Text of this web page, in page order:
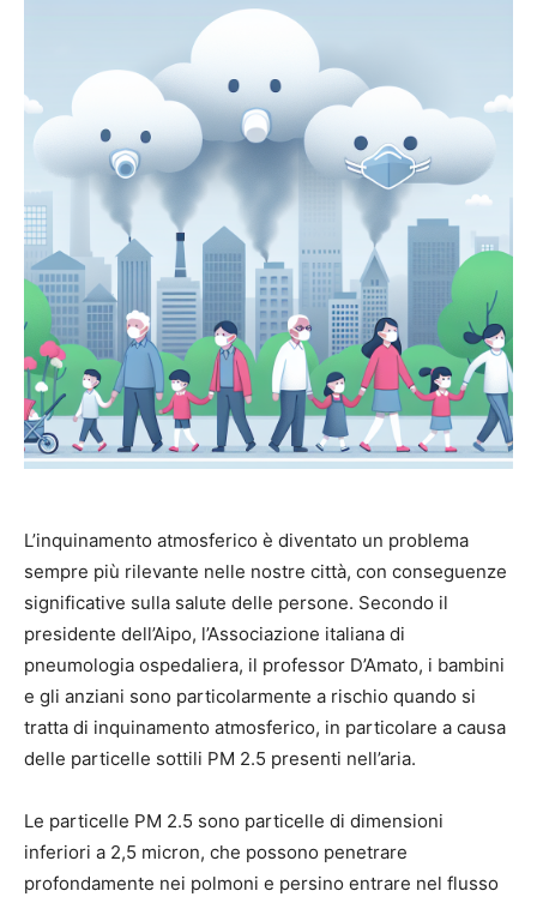
L’inquinamento atmosferico è diventato un problema
sempre più rilevante nelle nostre città, con conseguenze
significative sulla salute delle persone. Secondo il
presidente dell’Aipo, l’Associazione italiana di
pneumologia ospedaliera, il professor D’Amato, i bambini
e gli anziani sono particolarmente a rischio quando si
tratta di inquinamento atmosferico, in particolare a causa
delle particelle sottili PM 2.5 presenti nell’aria.
Le particelle PM 2.5 sono particelle di dimensioni
inferiori a 2,5 micron, che possono penetrare
profondamente nei polmoni e persino entrare nel flusso